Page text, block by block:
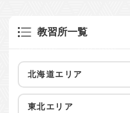
教習所一覧
北海道エリア
東北エリア